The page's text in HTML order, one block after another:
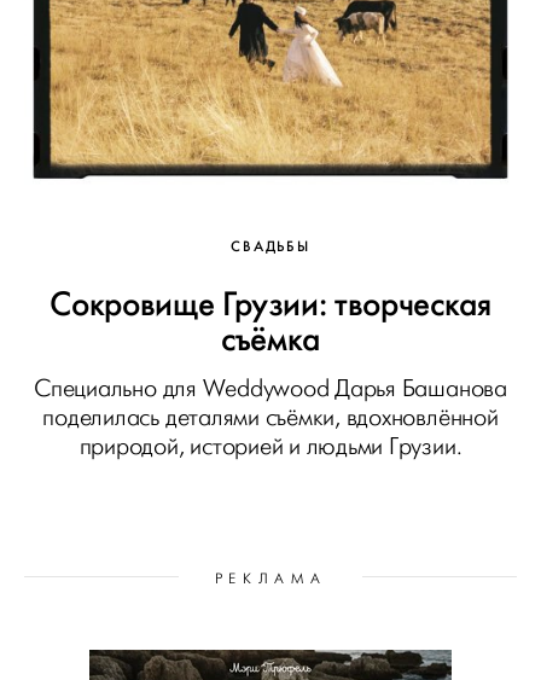
СВАДЬБЫ
Сокровище Грузии: творческая
съёмка
Специально для Weddywood Дарья Башанова
поделилась деталями съёмки, вдохновлённой
природой, историей и людьми Грузии.
РЕКЛАМА